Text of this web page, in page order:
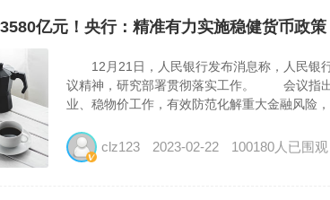
亿元！央行：精准有力实施稳健货币政
12月21日，人民银行发布消息称，人民银
议精神，研究部署贯彻落实工作。 会议指出
业、稳物价工作，有效防范化解重大金融风险
clz123 2023-02-22 100180人已围观